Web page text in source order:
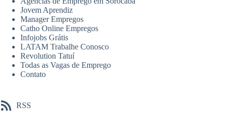
Jovem Aprendiz
Manager Empregos
Catho Online Empregos
Infojobs Grátis
LATAM Trabalhe Conosco
Revolution Tatuí
Todas as Vagas de Emprego
Contato
RSS